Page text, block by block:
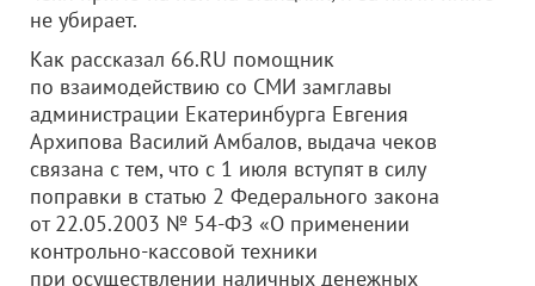
не убирает.
Как рассказал 66.RU помощник
по взаимодействию со СМИ замглавы
администрации Екатеринбурга Евгения
Архипова Василий Амбалов, выдача чеков
связана с тем, что с 1 июля вступят в силу
поправки в статью 2 Федерального закона
от 22.05.2003 № 54-ФЗ «О применении
контрольно-кассовой техники
при осуществлении наличных денежных